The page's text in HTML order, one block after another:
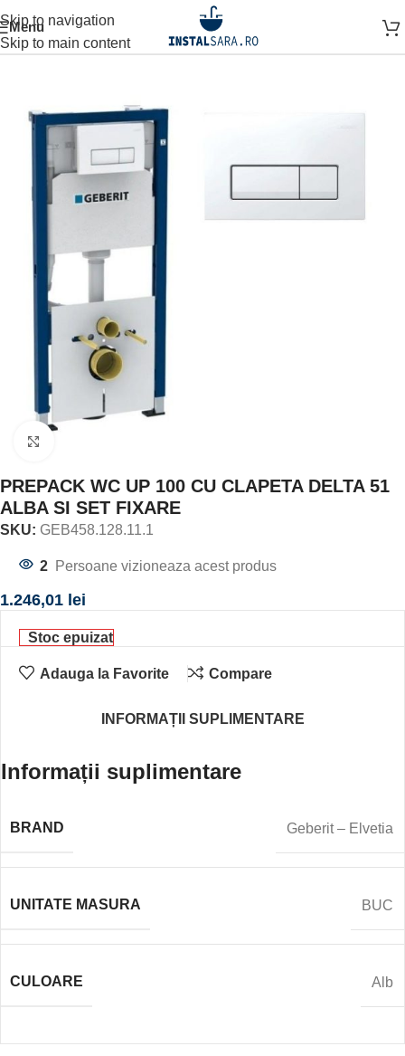
Skip to navigation
Skip to main content
Menu
Prima pagină OBIECTE SANITARE SISTEM INSTALARE
PREPACK WC UP 100 CU CLAPETA DELTA 51
ALBA SI SET FIXARE
SKU: GEB458.128.11.1
2 Persoane vizioneaza acest produs
1.246,01 lei
Stoc epuizat
Adauga la Favorite Compare
INFORMAȚII SUPLIMENTARE
Informații suplimentare
BRAND Geberit – Elvetia
UNITATE MASURA BUC
CULOARE Alb